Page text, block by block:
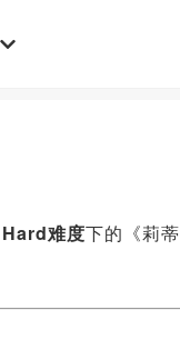
Hard难度下的《莉